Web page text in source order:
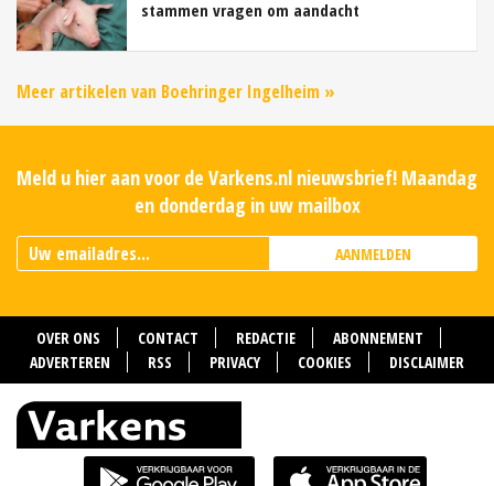
stammen vragen om aandacht
Meer artikelen van Boehringer Ingelheim »
Meld u hier aan voor de Varkens.nl nieuwsbrief! Maandag
en donderdag in uw mailbox
AANMELDEN
OVER ONS CONTACT REDACTIE
ABONNEMENT
ADVERTEREN
RSS PRIVACY COOKIES DISCLAIMER